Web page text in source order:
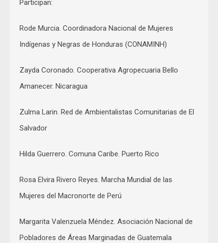
Participan:
Rode Murcia. Coordinadora Nacional de Mujeres
Indígenas y Negras de Honduras (CONAMINH)
Zayda Coronado. Cooperativa Agropecuaria Bello
Amanecer. Nicaragua
Zulma Larin. Red de Ambientalistas Comunitarias de El
Salvador
Hilda Guerrero. Comuna Caribe. Puerto Rico
Rosa Elvira Rivero Reyes. Marcha Mundial de las
Mujeres del Macronorte de Perú
Margarita Valenzuela Méndez. Asociación Nacional de
Pobladores de Áreas Marginadas de Guatemala